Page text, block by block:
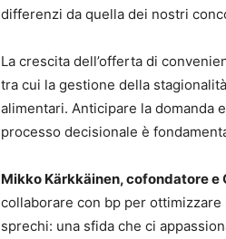
differenzi da quella dei nostri
La crescita dell’offerta di
tra cui la gestione della
alimentari. Anticipare la domanda
processo decisionale è
Mikko Kärkkäinen, cofondatore e
collaborare con bp per
sprechi: una sfida che ci